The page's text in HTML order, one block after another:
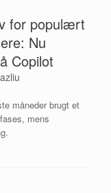
for populært
Nu
Copilot
måneder brugt et
mens